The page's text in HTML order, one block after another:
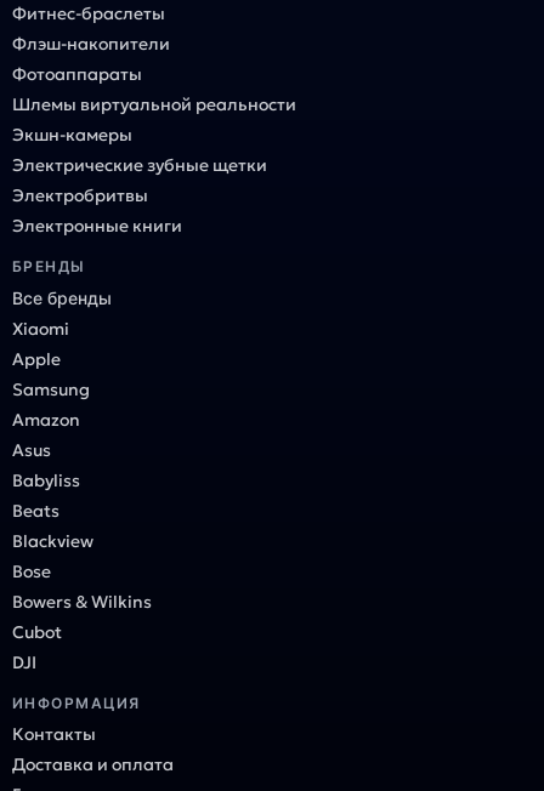
Фитнес-браслеты
Флэш-накопители
Фотоаппараты
Шлемы виртуальной реальности
Экшн-камеры
Электрические зубные щетки
Электробритвы
Электронные книги
БРЕНДЫ
Все бренды
Xiaomi
Apple
Samsung
Amazon
Asus
Babyliss
Beats
Blackview
Bose
Bowers & Wilkins
Cubot
DJI
ИНФОРМАЦИЯ
Контакты
Доставка и оплата